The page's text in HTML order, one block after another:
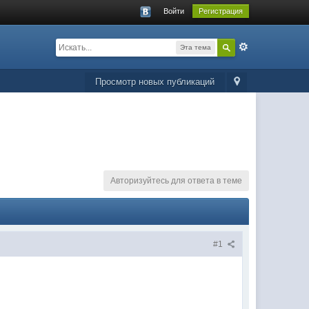
Войти Регистрация
Эта тема
Просмотр новых публикаций
Авторизуйтесь для ответа в теме
#1